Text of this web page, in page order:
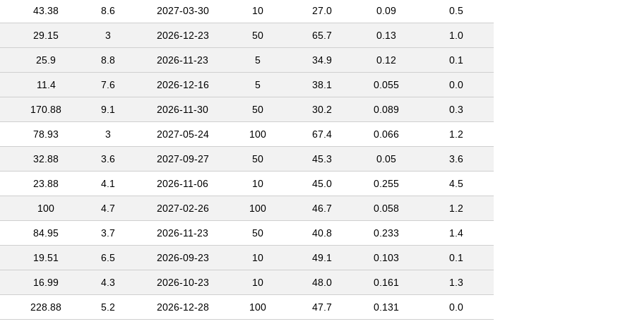
43.38 8.6 2027-03-30 10 27.0 0.09 0.5
29.15 3 2026-12-23 50 65.7 0.13 1.0
25.9 8.8 2026-11-23 5 34.9 0.12 0.1
11.4 7.6 2026-12-16 5 38.1 0.055 0.0
170.88 9.1 2026-11-30 50 30.2 0.089 0.3
78.93 3 2027-05-24 100 67.4 0.066 1.2
32.88 3.6 2027-09-27 50 45.3 0.05 3.6
23.88 4.1 2026-11-06 10 45.0 0.255 4.5
100 4.7 2027-02-26 100 46.7 0.058 1.2
84.95 3.7 2026-11-23 50 40.8 0.233 1.4
19.51 6.5 2026-09-23 10 49.1 0.103 0.1
16.99 4.3 2026-10-23 10 48.0 0.161 1.3
228.88 5.2 2026-12-28 100 47.7 0.131 0.0